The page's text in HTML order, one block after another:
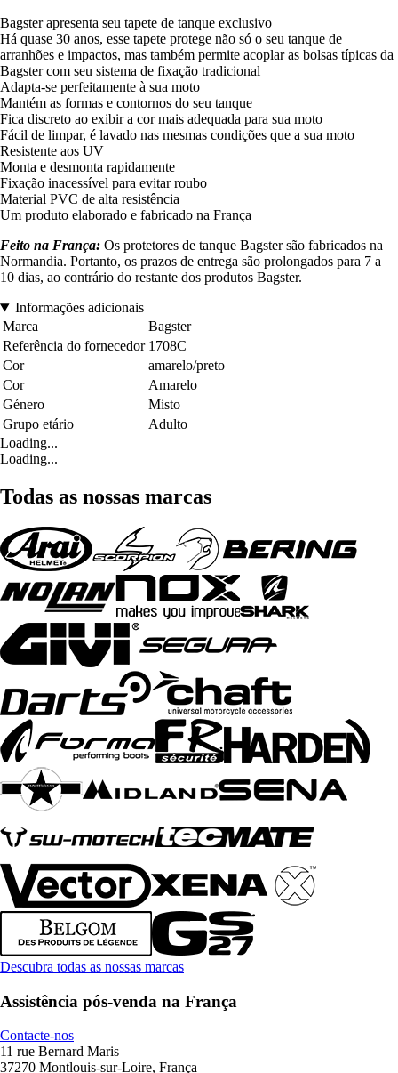
Bagster apresenta seu tapete de tanque exclusivo
Há quase 30 anos, esse tapete protege não só o seu tanque de
arranhões e impactos, mas também permite acoplar as bolsas típicas da
Bagster com seu sistema de fixação tradicional
Adapta-se perfeitamente à sua moto
Mantém as formas e contornos do seu tanque
Fica discreto ao exibir a cor mais adequada para sua moto
Fácil de limpar, é lavado nas mesmas condições que a sua moto
Resistente aos UV
Monta e desmonta rapidamente
Fixação inacessível para evitar roubo
Material PVC de alta resistência
Um produto elaborado e fabricado na França
Feito na França: Os protetores de tanque Bagster são fabricados na
Normandia. Portanto, os prazos de entrega são prolongados para 7 a
10 dias, ao contrário do restante dos produtos Bagster.
Informações adicionais
Marca
Bagster
Referência do fornecedor 1708C
Cor
amarelo/preto
Cor
Amarelo
Género
Misto
Grupo etário
Adulto
Loading...
Loading...
Todas as nossas marcas
Descubra todas as nossas marcas
Assistência pós-venda na França
Contacte-nos
11 rue Bernard Maris
37270 Montlouis-sur-Loire, França